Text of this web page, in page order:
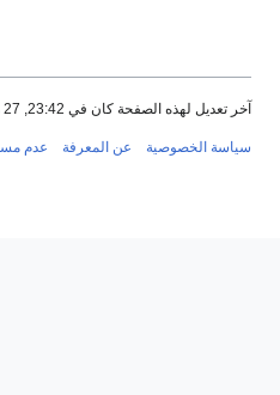
تعديل لهذه الصفحة كان في 23:42, 27 مارس 2023.
الخصوصية عن المعرفة عدم مسؤولية